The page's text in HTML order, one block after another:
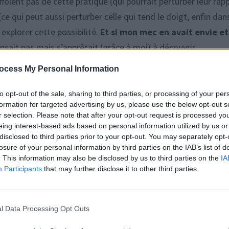
My Personal Information
opt-out of the sale, sharing to third parties, or processing of your
for targeted advertising by us, please use the below opt-out
selection. Please note that after your opt-out request is processed
interest-based ads based on personal information utilized by us
to third parties prior to your opt-out. You may separately
of your personal information by third parties on the IAB’s list of
This information may also be disclosed by us to third parties on the
Participants that may further disclose it to other third parties.
Data Processing Opt Outs
qui peut aussi perturber celle qui tend le doigt, enfin
cette possibilité. Et si mon mec en avait envie et
pas mais s’apprêtait (grâce à moi) à découvrir
l’anus en douceur, tourner
»
du genre à parler et mettre des mots. On est ensemble
, au bout d’un an de relation. Ça s’est fait
qui s’installe en douceur.Je connais mon mec
que c’est sa façon de sourire quand il est à deux doigts
pris note : il faut approcher l’anus en douceur, tourner
tout content, du genre qui vous signale que vous pouvez